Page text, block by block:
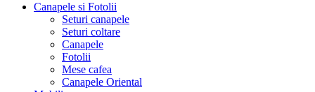
Canapele si Fotolii
Seturi canapele
Seturi coltare
Canapele
Fotolii
Mese cafea
Canapele Oriental